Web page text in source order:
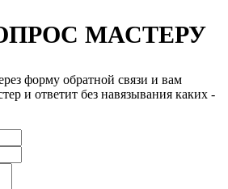
МАСТЕРУ
форму обратной связи и вам
и ответит без навязывания каких -